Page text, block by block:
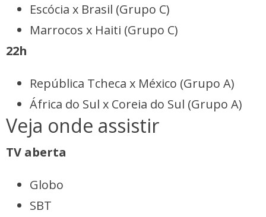
Escócia x Brasil (Grupo C)
Marrocos x Haiti (Grupo C)
22h
República Tcheca x México (Grupo A)
África do Sul x Coreia do Sul (Grupo A)
Veja onde assistir
TV aberta
Globo
SBT